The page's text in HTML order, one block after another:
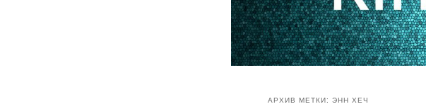
АРХИВ МЕТКИ:ЭНН ХЕЧ